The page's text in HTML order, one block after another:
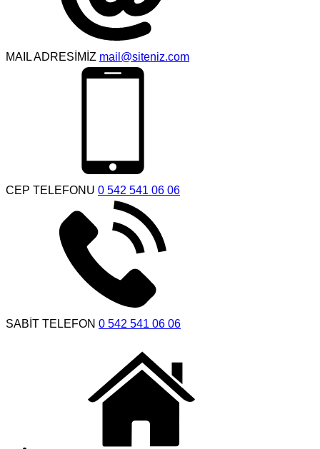
MAIL ADRESİMİZ mail@siteniz.com
CEP TELEFONU 0 542 541 06 06
SABİT TELEFON 0 542 541 06 06